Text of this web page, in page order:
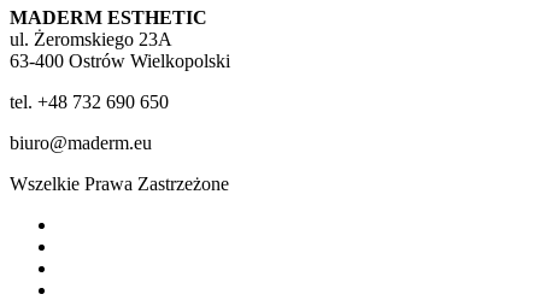
MADERM ESTHETIC
ul. Żeromskiego 23A
63-400 Ostrów Wielkopolski
tel. +48 732 690 650
biuro@maderm.eu
Wszelkie Prawa Zastrzeżone